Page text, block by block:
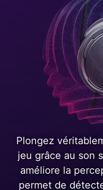
Plongez
jeu grâce au son
améliore la
permet de